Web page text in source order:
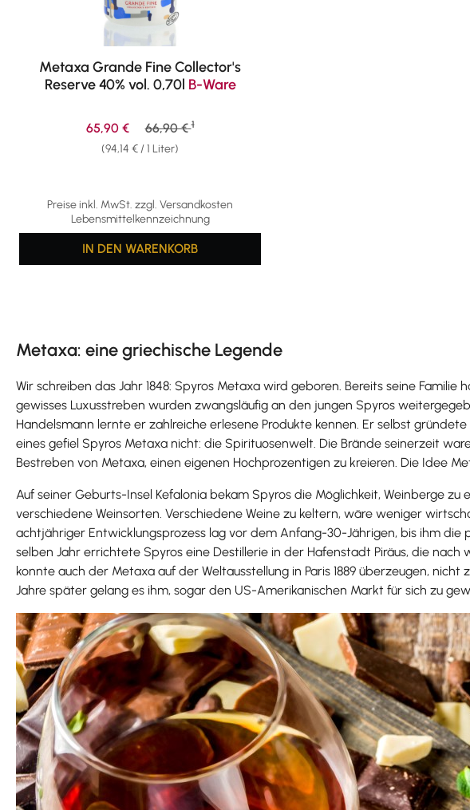
Metaxa Grande Fine Collector's
Reserve 40% vol. 0,70l B-Ware
Preise inkl. MwSt. zzgl. Versandkosten
Lebensmittelkennzeichnung
(94,14 € / 1 Liter)
Verkaufspreis:
65,90 € Regulärer Preis:
66,90 € 1
IN DEN WARENKORB
Metaxa: eine griechische Legende
Wir schreiben das Jahr 1848: Spyros Metaxa wird geboren. Bereits seine
gewisses Luxusstreben wurden zwangsläufig an den jungen Spyros
Handelsmann lernte er zahlreiche erlesene Produkte kennen. Er selbst
eines gefiel Spyros Metaxa nicht: die Spirituosenwelt. Die Brände seinerzeit
Bestreben von Metaxa, einen eigenen Hochprozentigen zu kreieren. Die Idee
Auf seiner Geburts-Insel Kefalonia bekam Spyros die Möglichkeit, Weinberge
verschiedene Weinsorten. Verschiedene Weine zu keltern, wäre weniger
achtjähriger Entwicklungsprozess lag vor dem Anfang-30-Jährigen, bis ihm die
selben Jahr errichtete Spyros eine Destillerie in der Hafenstadt Piräus, die
konnte auch der Metaxa auf der Weltausstellung in Paris 1889 überzeugen,
Jahre später gelang es ihm, sogar den US-Amerikanischen Markt für sich zu